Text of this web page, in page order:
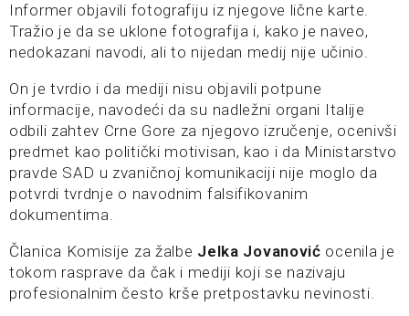
Informer objavili fotografiju iz njegove lične karte.
Tražio je da se uklone fotografija i, kako je naveo,
nedokazani navodi, ali to nijedan medij nije učinio.
On je tvrdio i da mediji nisu objavili potpune
informacije, navodeći da su nadležni organi Italije
odbili zahtev Crne Gore za njegovo izručenje, ocenivši
predmet kao politički motivisan, kao i da Ministarstvo
pravde SAD u zvaničnoj komunikaciji nije moglo da
potvrdi tvrdnje o navodnim falsifikovanim
dokumentima.
Članica Komisije za žalbe Jelka Jovanović ocenila je
tokom rasprave da čak i mediji koji se nazivaju
profesionalnim često krše pretpostavku nevinosti.